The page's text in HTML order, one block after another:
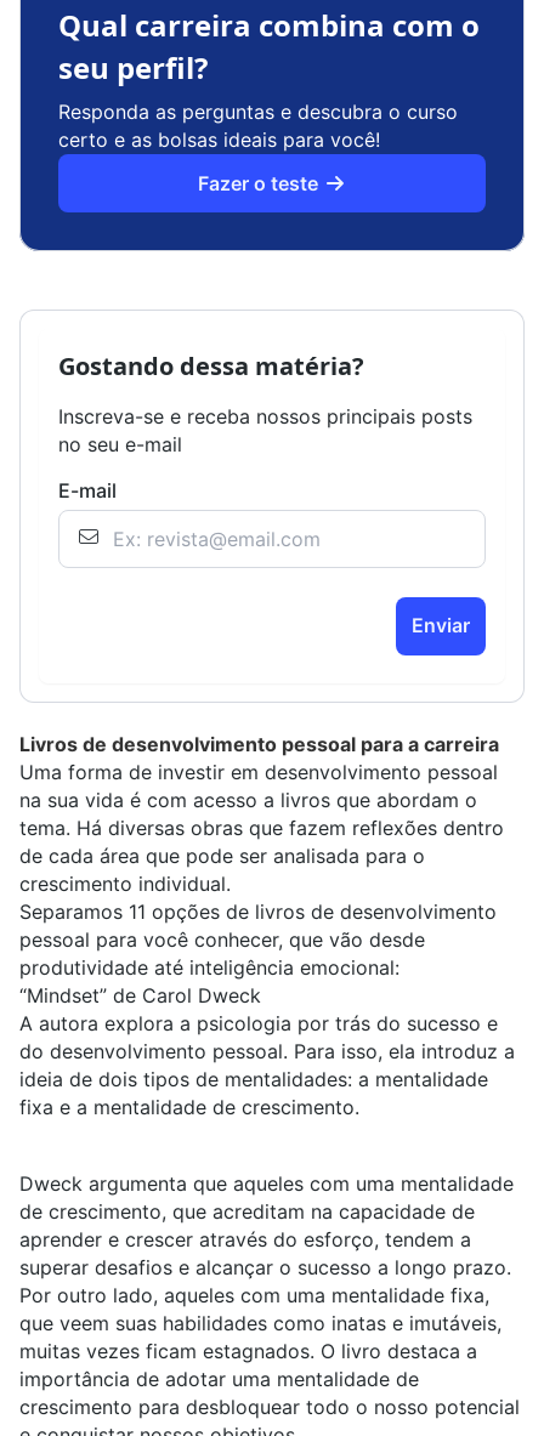
Qual carreira combina com o
seu perfil?
Responda as perguntas e descubra o curso
certo e as bolsas ideais para você!
Fazer o teste
Gostando dessa matéria?
Inscreva-se e receba nossos principais posts
no seu e-mail
E-mail
Enviar
Livros de desenvolvimento pessoal para a carreira
Uma forma de investir em desenvolvimento pessoal
na sua vida é com acesso a livros que abordam o
tema. Há diversas obras que fazem reflexões dentro
de cada área que pode ser analisada para o
crescimento individual.
Separamos 11 opções de livros de desenvolvimento
pessoal para você conhecer, que vão desde
produtividade até inteligência emocional:
“Mindset” de Carol Dweck
A autora explora a psicologia por trás do sucesso e
do desenvolvimento pessoal. Para isso, ela introduz a
ideia de dois tipos de mentalidades: a mentalidade
fixa e a mentalidade de crescimento.
Dweck argumenta que aqueles com uma mentalidade
de crescimento, que acreditam na capacidade de
aprender e crescer através do esforço, tendem a
superar desafios e alcançar o sucesso a longo prazo.
Por outro lado, aqueles com uma mentalidade fixa,
que veem suas habilidades como inatas e imutáveis,
muitas vezes ficam estagnados. O livro destaca a
importância de adotar uma mentalidade de
crescimento para desbloquear todo o nosso potencial